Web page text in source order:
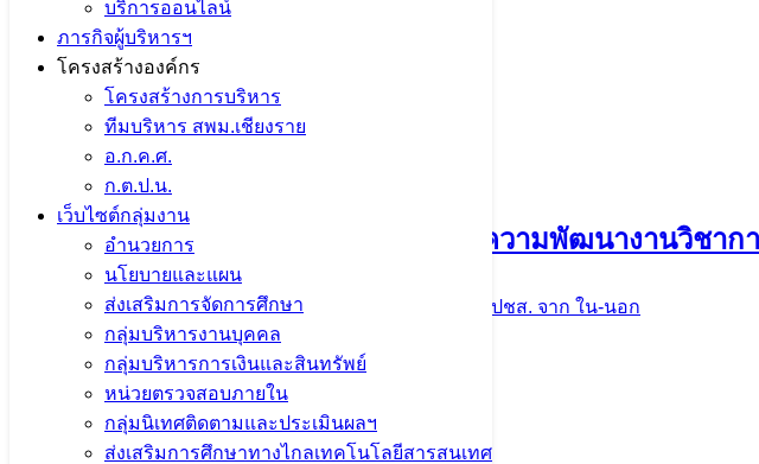
บริการออนไลน์
ภารกิจผู้บริหารฯ
โครงสร้างองค์กร
โครงสร้างการบริหาร
ทีมบริหาร สพม.เชียงราย
อ.ก.ค.ศ.
ก.ต.ป.น.
เว็บไซต์กลุ่มงาน
อำนวยการ
นโยบายและแผน
ส่งเสริมการจัดการศึกษา
กลุ่มบริหารงานบุคคล
กลุ่มบริหารการเงินและสินทรัพย์
หน่วยตรวจสอบภายใน
กลุ่มนิเทศติดตามและประเมินผลฯ
ส่งเสริมการศึกษาทางไกลเทคโนโลยีสารสนเทศ
ร่วมส่งผลงานเพื่อนำเสนอและตีพิมพ์บทความพัฒนางานวิชา
9 กันยายน 2024 ข่าวประชาสัมพันธ์ สพม.เชียงราย ปชส. จาก ใน-นอก
จำนวนผู้ชม: 1,384